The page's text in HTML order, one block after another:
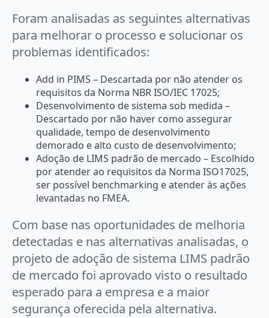
Foram analisadas as seguintes alternativas
para melhorar o processo e solucionar os
problemas identificados:
Add in PIMS – Descartada por não atender os
requisitos da Norma NBR ISO/IEC 17025;
Desenvolvimento de sistema sob medida –
Descartado por não haver como assegurar
qualidade, tempo de desenvolvimento
demorado e alto custo de desenvolvimento;
Adoção de LIMS padrão de mercado – Escolhido
por atender ao requisitos da Norma ISO17025,
ser possível benchmarking e atender às ações
levantadas no FMEA.
Com base nas oportunidades de melhoria
detectadas e nas alternativas analisadas, o
projeto de adoção de sistema LIMS padrão
de mercado foi aprovado visto o resultado
esperado para a empresa e a maior
segurança oferecida pela alternativa.